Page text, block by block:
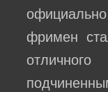
фримен